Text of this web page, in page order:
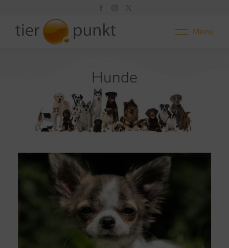
Menü
Hunde